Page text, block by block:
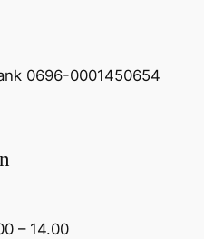
0696-0001450654
– 14.00